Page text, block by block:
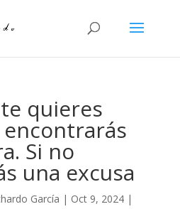
quieres
Si no
una excusa
García | Oct 9, 2024|